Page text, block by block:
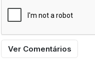
Ver Comentários